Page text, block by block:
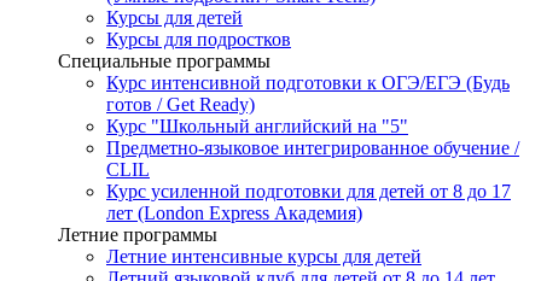
Курсы для детей
Курсы для подростков
Специальные программы
Курс интенсивной подготовки к ОГЭ/ЕГЭ (Будь
готов / Get Ready)
Курс "Школьный английский на "5"
Предметно-языковое интегрированное обучение /
CLIL
Курс усиленной подготовки для детей от 8 до 17
лет (London Express Академия)
Летние программы
Летние интенсивные курсы для детей